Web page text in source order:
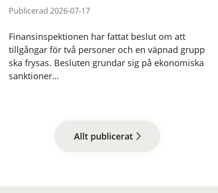
Publicerad 2026-07-17
Finansinspektionen har fattat beslut om att
tillgångar för två personer och en väpnad grupp
ska frysas. Besluten grundar sig på ekonomiska
sanktioner…
Allt publicerat